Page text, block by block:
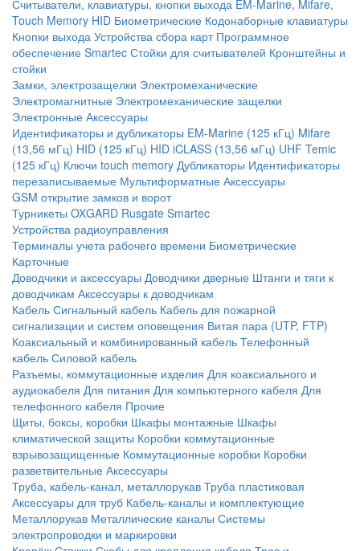
Считыватели, клавиатуры, кнопки выхода EM-Marine, Mifare,
Touch Memory HID Биометрические Кодонаборные клавиатуры
Кнопки выхода Устройства сбора карт Программное
обеспечение Smartec Стойки для считывателей Кронштейны и
стойки
Замки, электрозащелки Электромеханические
Электромагнитные Электромеханические защелки
Электронные Аксессуары
Идентификаторы и дубликаторы EM-Marine (125 кГц) Mifare
(13,56 мГц) HID (125 кГц) HID iCLASS (13,56 мГц) UHF Temic
(125 кГц) Ключи touch memory Дубликаторы Идентификаторы
перезаписываемые Мультиформатные Аксессуары
GSM открытие замков и ворот
Турникеты OXGARD Rusgate Smartec
Устройства радиоуправления
Терминалы учета рабочего времени Биометрические
Карточные
Доводчики и аксессуары Доводчики дверные Штанги и тяги к
доводчикам Аксессуары к доводчикам
Кабель Сигнальный кабель Кабель для пожарной
сигнализации и систем оповещения Витая пара (UTP, FTP)
Коаксиальный и комбинированный кабель Телефонный
кабель Силовой кабель
Разъемы, коммутационные изделия Для коаксиального и
аудиокабеля Для питания Для компьютерного кабеля Для
телефонного кабеля Прочие
Щиты, боксы, коробки Шкафы монтажные Шкафы
климатической защиты Коробки коммутационные
взрывозащищенные Коммутационные коробки Коробки
разветвительные Аксессуары
Труба, кабель-канал, металлорукав Труба пластиковая
Аксессуары для труб Кабель-каналы и комплектующие
Металлорукав Металлические каналы Системы
электропроводки и маркировки